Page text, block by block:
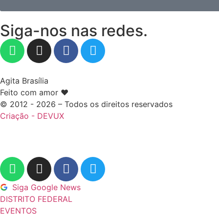
Siga-nos nas redes.
Agita Brasília
Feito com amor ❤️
© 2012 - 2026 – Todos os direitos reservados
Criação - DEVUX
Siga Google News
DISTRITO FEDERAL
EVENTOS